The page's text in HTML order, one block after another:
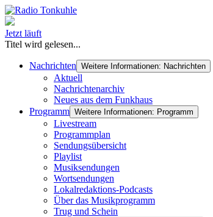
Jetzt läuft
Titel wird gelesen...
Nachrichten Weitere Informationen: Nachrichten
Aktuell
Nachrichtenarchiv
Neues aus dem Funkhaus
Programm Weitere Informationen: Programm
Livestream
Programmplan
Sendungsübersicht
Playlist
Musiksendungen
Wortsendungen
Lokalredaktions-Podcasts
Über das Musikprogramm
Trug und Schein